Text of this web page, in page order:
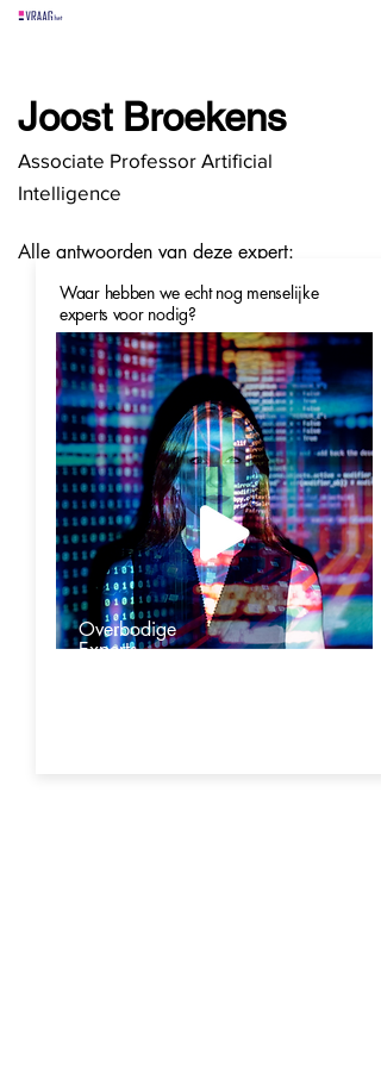
Vraag het
hier
Joost Broekens
Associate Professor Artificial
Intelligence
Alle antwoorden van deze expert:
Waar hebben we echt nog menselijke
experts voor nodig?
Overbodige
Experts